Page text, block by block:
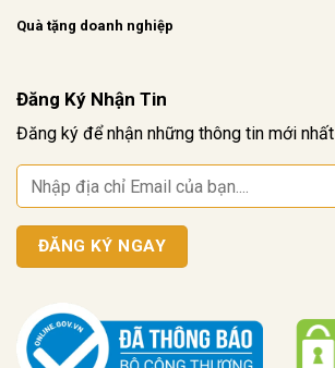
Quà tặng doanh nghiệp
Đăng Ký Nhận Tin
Đăng ký để nhận những thông tin mới